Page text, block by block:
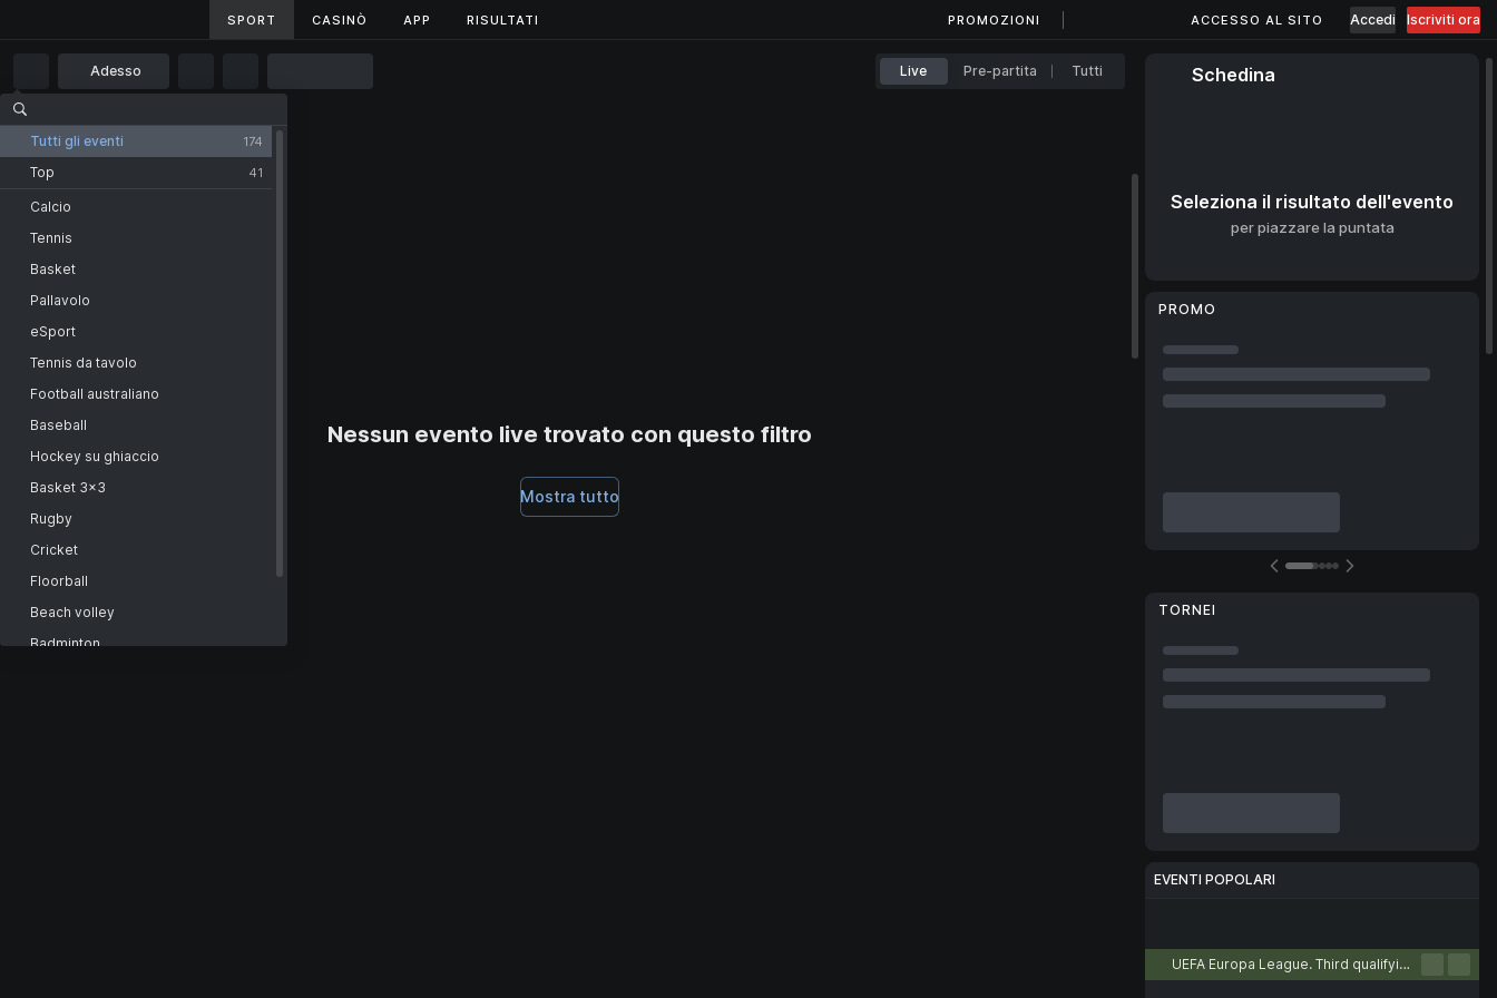
SPORT CASINÒ APP RISULTATI
SPORT CASINÒ APP RISULTATI PROMOZIONI ACCESSO AL SITO Accedi Iscriviti ora
Adesso Live Pre-partita Tutti
Principale Live
Nessun evento live trovato con questo filtro
Mostra tutto
Schedina
Seleziona il risultato dell'evento
per piazzare la puntata
PROMO
TORNEI
EVENTI POPOLARI
UEFA Europa League. Third qualifying round. First leg
Tutti gli eventi 174
Top 41
Calcio
Tennis
Basket
Pallavolo
eSport
Tennis da tavolo
Football australiano
Baseball
Hockey su ghiaccio
Basket 3x3
Rugby
Cricket
Floorball
Beach volley
Badminton